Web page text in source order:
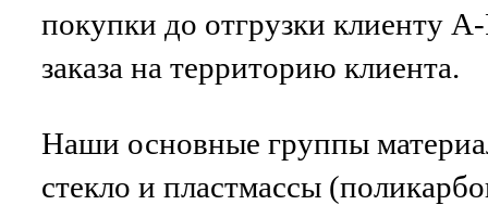
покупки до отгрузки клиенту
заказа на территорию клиента.
Наши основные группы
стекло и пластмассы